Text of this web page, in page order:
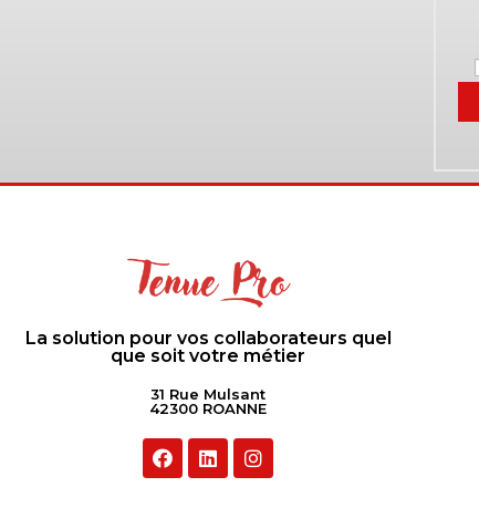
La solution pour vos collaborateurs quel
que soit votre métier
31 Rue Mulsant
42300 ROANNE